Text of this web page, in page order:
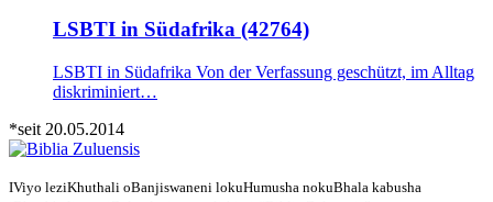
LSBTI in Südafrika (42764)
LSBTI in Südafrika Von der Verfassung geschützt, im Alltag
diskriminiert…
*seit 20.05.2014
IViyo leziKhuthali oBanjiswaneni lokuHumusha nokuBhala kabusha